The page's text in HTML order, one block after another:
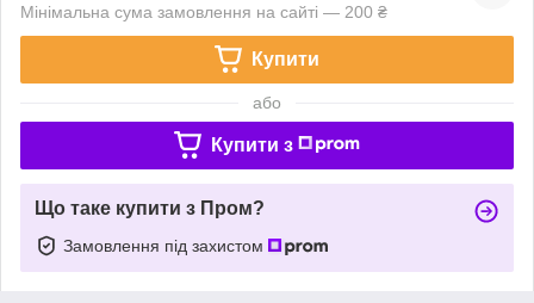
Мінімальна сума замовлення на сайті — 200 ₴
Купити
або
Купити з
Що таке купити з Пром?
Замовлення під захистом